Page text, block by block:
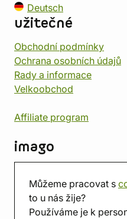
Můžeme pracovat s
to u nás žije?
Používáme je k
Deutsch
užitečné
Obchodní podmínky
Ochrana osobních údajů
Rady a informace
Velkoobchod
Affiliate program
imago
Prodejna
Herna
O nás